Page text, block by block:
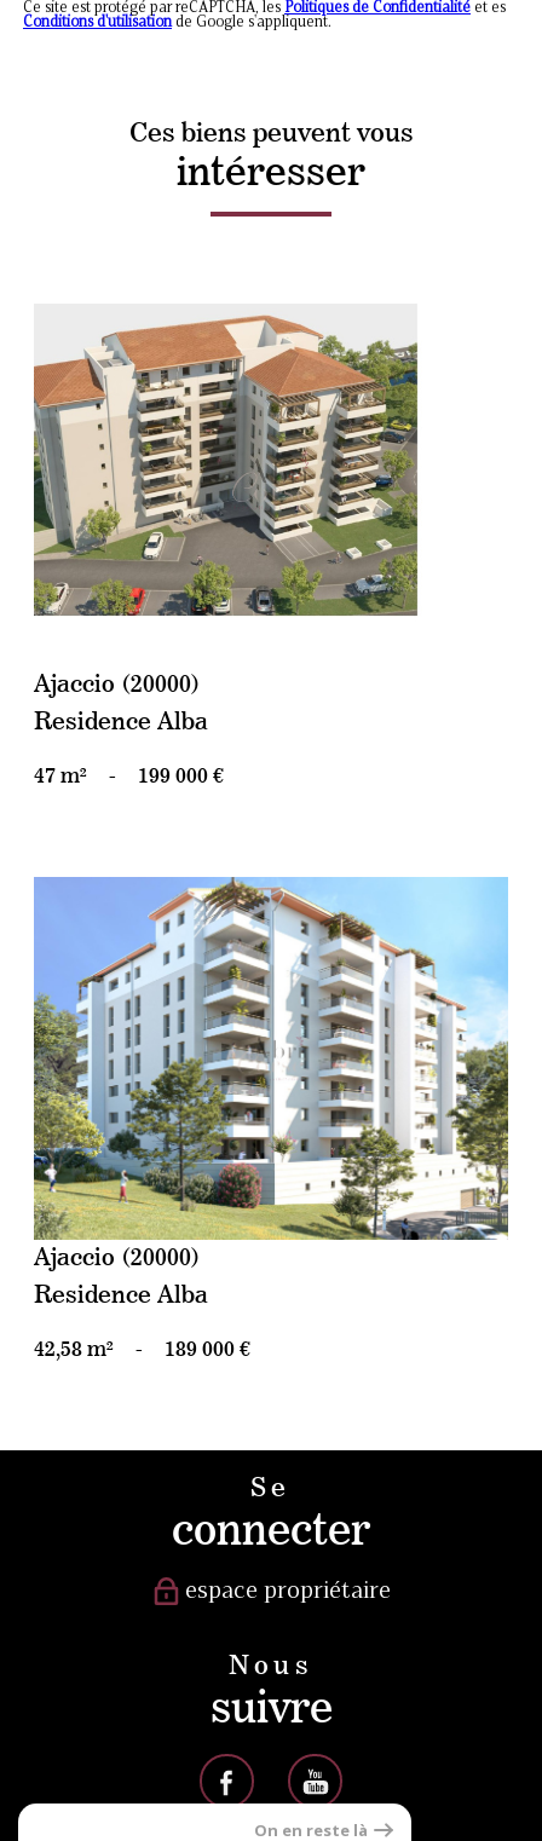
Ce site est protégé par reCAPTCHA, les Politiques de Confidentialité et es
Conditions d'utilisationde Google s'appliquent.
Ces biens peuvent vous
intéresser
voir le bien
Ajaccio (20000)
Residence Alba
47 m² - 199 000 €
voir le bien
Ajaccio (20000)
Residence Alba
42,58 m² - 189 000 €
Se
connecter
espace propriétaire
Nous
suivre
On en reste là